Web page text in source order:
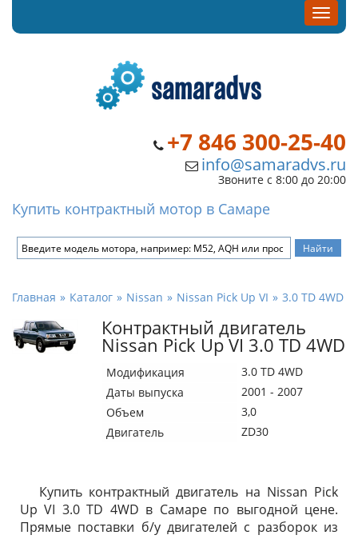
+7 846 300-25-40
info@samaradvs.ru
Звоните с 8:00 до 20:00
Купить контрактный мотор в Самаре
Главная Каталог Nissan Nissan Pick Up VI 3.0 TD 4WD
Контрактный двигатель
Nissan Pick Up VI 3.0 TD 4WD
Модификация
3.0 TD 4WD
Даты выпуска
2001 - 2007
Объем
3,0
Двигатель
ZD30
Купить контрактный двигатель на Nissan Pick
Up VI 3.0 TD 4WD в Самаре по выгодной цене.
Прямые поставки б/у двигателей с разборок из